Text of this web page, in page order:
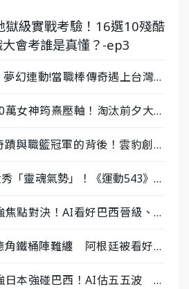
獄級實戰考驗！16選10殘酷
會考誰是真懂？-ep3
夢幻連動!當職棒傳奇遇上台灣女
萬女神筠熹壓軸！淘汰前夕大混
與職籃冠軍的背後！雲豹創辦
「靈魂氣勢」！《運動543》微
點對決！AI看好巴西晉級、數
角鐵桶陣難纏 阿根廷被看好下
日本強碰巴西！AI估五五波 牛